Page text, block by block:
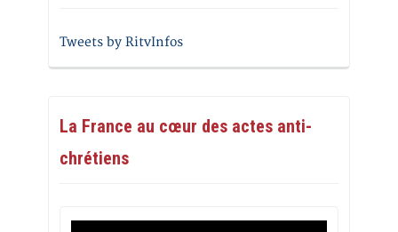
Tweets by RitvInfos
La France au cœur des actes anti-
chrétiens